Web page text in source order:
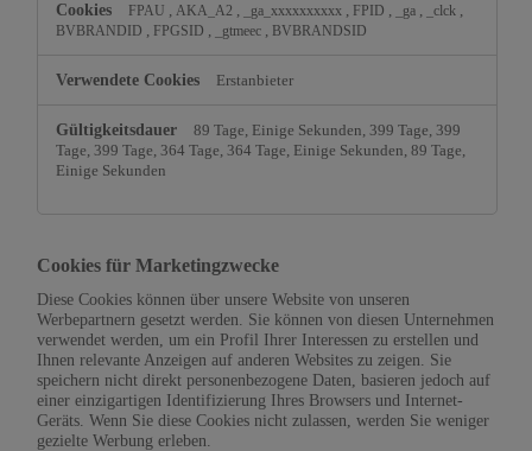
FPAU ,AKA_A2 , _ga_xxxxxxxxxx , FPID , _ga , _clck ,
BVBRANDID , FPGSID , _gtmeec , BVBRANDSID
Erstanbieter
89 Tage, Einige Sekunden, 399 Tage, 399
Tage, 399 Tage, 364 Tage, 364 Tage, Einige Sekunden, 89 Tage,
Einige Sekunden
Cookies für Marketingzwecke
Diese Cookies können über unsere Website von unseren
Werbepartnern gesetzt werden. Sie können von diesen Unternehmen
verwendet werden, um ein Profil Ihrer Interessen zu erstellen und
Ihnen relevante Anzeigen auf anderen Websites zu zeigen. Sie
speichern nicht direkt personenbezogene Daten, basieren jedoch auf
einer einzigartigen Identifizierung Ihres Browsers und Internet-
Geräts. Wenn Sie diese Cookies nicht zulassen, werden Sie weniger
gezielte Werbung erleben.